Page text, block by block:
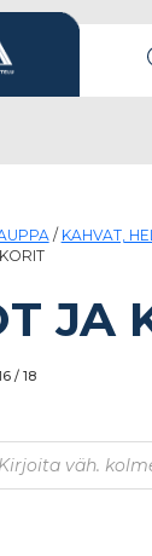
/ KAHVAT,
JA
/ 18